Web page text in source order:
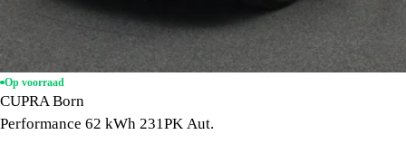
Op voorraad
CUPRA Born
Performance 62 kWh 231PK Aut.